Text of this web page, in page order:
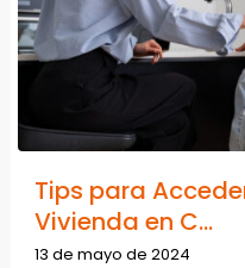
Tips para
Vivienda en C...
13 de mayo de 2024